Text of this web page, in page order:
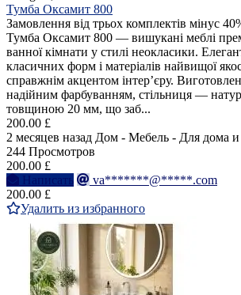
Тумба Оксамит 800
Замовлення від трьох комплектів мінус
Тумба Оксамит 800 — вишукані меблі
ванної кімнати у стилі неокласики.
класичних форм і матеріалів найвищої
справжнім акцентом інтер’єру.
надійним фарбуванням, стільниця —
товщиною 20 мм, що заб...
200.00 £
2 месяцев назад Дом - Мебель - Для дома и
244 Просмотров
200.00 £
Написать
va*******@*****.com
200.00 £
Удалить из избранного